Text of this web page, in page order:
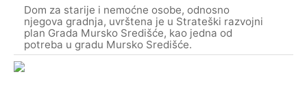
Dom za starije i nemoćne osobe, odnosno
njegova gradnja, uvrštena je u Strateški razvojni
plan Grada Mursko Središće, kao jedna od
potreba u gradu Mursko Središće.